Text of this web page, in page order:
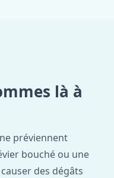
là à
ne préviennent
bouché ou une
des dégâts